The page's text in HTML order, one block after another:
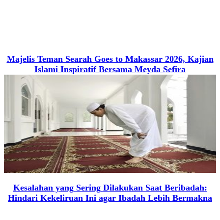
Majelis Teman Searah Goes to Makassar 2026, Kajian
Islami Inspiratif Bersama Meyda Sefira
Kesalahan yang Sering Dilakukan Saat Beribadah:
Hindari Kekeliruan Ini agar Ibadah Lebih Bermakna